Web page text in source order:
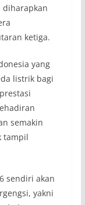
diharapkan
ketiga.
yang
listrik bagi
semakin
tampil
sendiri akan
yakni